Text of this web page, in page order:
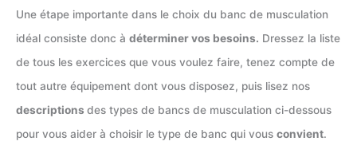
Une étape importante dans le choix du banc de musculation
idéal consiste donc à déterminer vos besoins. Dressez la liste
de tous les exercices que vous voulez faire, tenez compte de
tout autre équipement dont vous disposez, puis lisez nos
descriptions des types de bancs de musculation ci-dessous
pour vous aider à choisir le type de banc qui vous convient.